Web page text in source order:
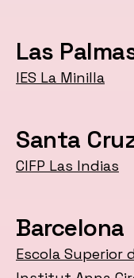
Las
IES La Minilla
Santa
CIFP Las Indias
Barcelona
Escola Superior